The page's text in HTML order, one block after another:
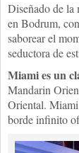
Diseñado de la
en Bodrum,
saborear el
seductora de
Miami es un
Mandarin
Oriental.
borde infinito